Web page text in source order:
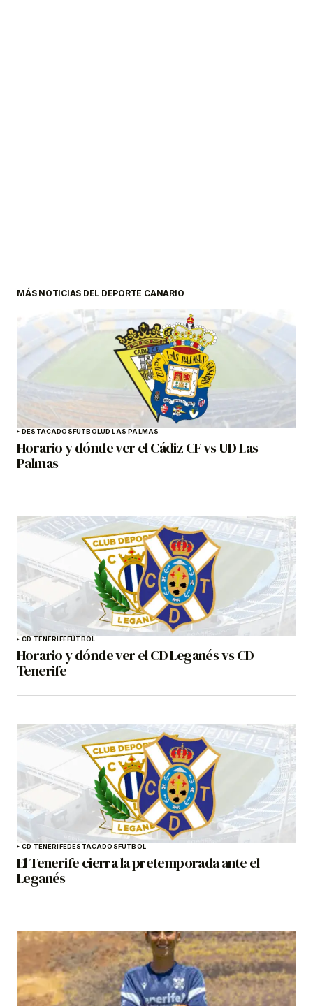
MÁS NOTICIAS DEL DEPORTE CANARIO
DESTACADOSFÚTBOLUD LAS PALMAS
Horario y dónde ver el Cádiz CF vs UD Las
Palmas
CD TENERIFEFÚTBOL
Horario y dónde ver el CD Leganés vs CD
Tenerife
CD TENERIFEDESTACADOSFÚTBOL
El Tenerife cierra la pretemporada ante el
Leganés